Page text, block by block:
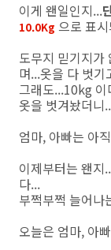
이게 왠일인지...
10.0Kg 으로 표
도무지 믿기지가
며...옷을 다 벗
그래도...10kg 이
옷을 벗겨놨더니
엄마, 아빠는 아
이제부터는 왠지
다...
부쩍부쩍 늘어나
오늘은 엄마, 아